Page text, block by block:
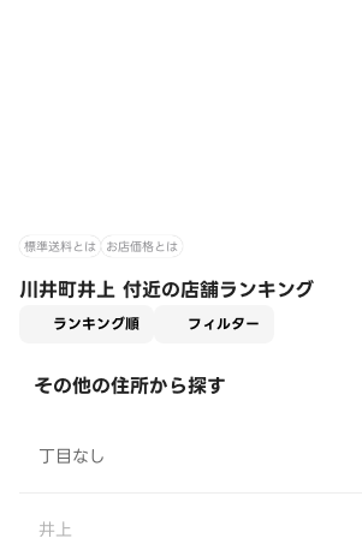
標準送料とは お店価格とは
川井町井上 付近の店舗ランキング
ランキング順 フィルター
その他の住所から探す
丁目なし
井上